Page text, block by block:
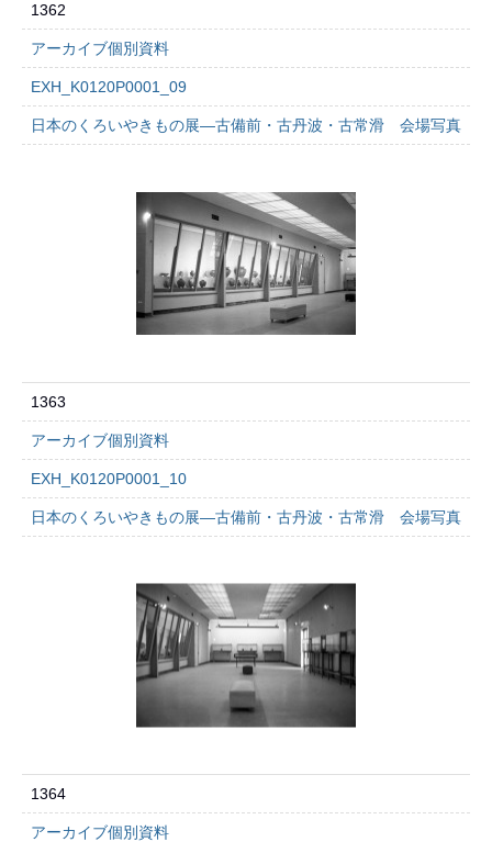
1362
アーカイブ個別資料
EXH_K0120P0001_09
日本のくろいやきもの展―古備前・古丹波・古常滑 会場写真
1363
アーカイブ個別資料
EXH_K0120P0001_10
日本のくろいやきもの展―古備前・古丹波・古常滑 会場写真
1364
アーカイブ個別資料